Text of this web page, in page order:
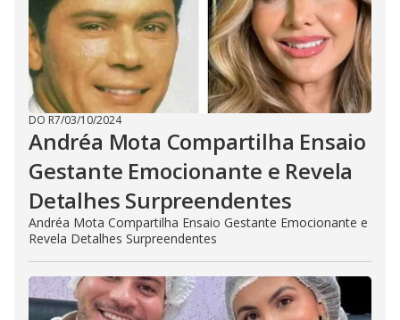
DO R7/03/10/2024
Andréa Mota Compartilha Ensaio
Gestante Emocionante e Revela
Detalhes Surpreendentes
Andréa Mota Compartilha Ensaio Gestante Emocionante e
Revela Detalhes Surpreendentes